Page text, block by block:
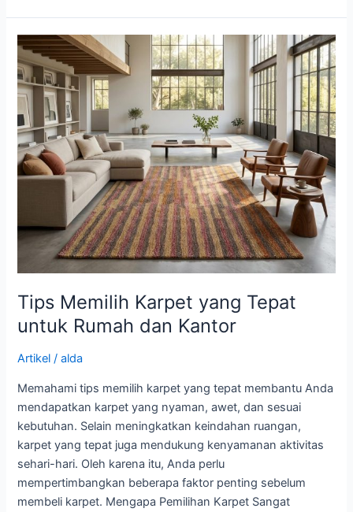
Tips Memilih Karpet yang Tepat
untuk Rumah dan Kantor
Artikel /alda
Memahami tips memilih karpet yang tepat membantu Anda
mendapatkan karpet yang nyaman, awet, dan sesuai
kebutuhan. Selain meningkatkan keindahan ruangan,
karpet yang tepat juga mendukung kenyamanan aktivitas
sehari-hari. Oleh karena itu, Anda perlu
mempertimbangkan beberapa faktor penting sebelum
membeli karpet. Mengapa Pemilihan Karpet Sangat
Tips
Memilih
Karpet
yang
Tepat
untuk
Rumah
dan